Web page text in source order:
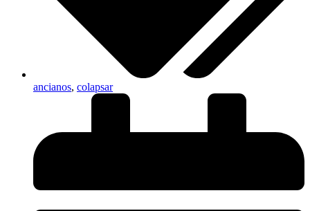
ancianos, colapsar